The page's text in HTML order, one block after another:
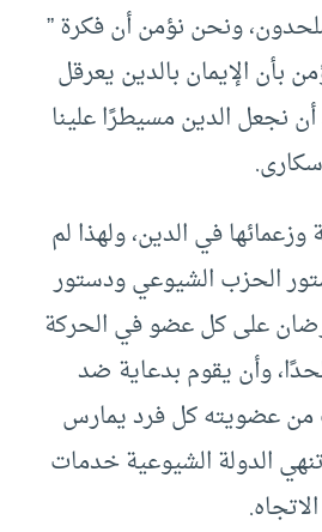
ونحن نؤمن أن فكرة ”
بأن الإيمان بالدين يعرقل
أن نجعل الدين مسيطرًا علينا
سكارى.
في الدين، ولهذا لم
الحزب الشيوعي ودستور
على كل عضو في الحركة
وأن يقوم بدعاية ضد
من عضويته كل فرد يمارس
الدولة الشيوعية خدمات